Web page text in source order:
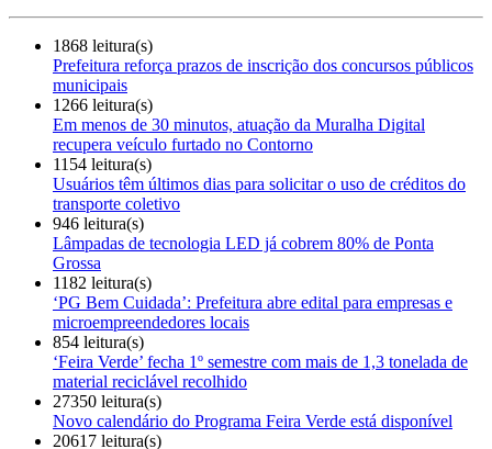
1868 leitura(s)
Prefeitura reforça prazos de inscrição dos concursos públicos
municipais
1266 leitura(s)
Em menos de 30 minutos, atuação da Muralha Digital
recupera veículo furtado no Contorno
1154 leitura(s)
Usuários têm últimos dias para solicitar o uso de créditos do
transporte coletivo
946 leitura(s)
Lâmpadas de tecnologia LED já cobrem 80% de Ponta
Grossa
1182 leitura(s)
‘PG Bem Cuidada’: Prefeitura abre edital para empresas e
microempreendedores locais
854 leitura(s)
‘Feira Verde’ fecha 1º semestre com mais de 1,3 tonelada de
material reciclável recolhido
27350 leitura(s)
Novo calendário do Programa Feira Verde está disponível
20617 leitura(s)